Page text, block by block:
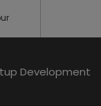
Development